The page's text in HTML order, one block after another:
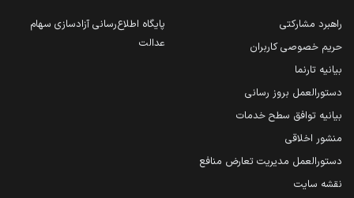
راهبرد مشارکتی
حریم خصوصی کاربران
بیانیه تارنما
دستورالعمل بروز رسانی
بیانیه توافق سطح خدمات
منشور اخلاقی
دستورالعمل مدیریت تعارض منافع
نقشه سایت
پایگاه اطلاع‌رسانی آزادسازی سهام
عدالت